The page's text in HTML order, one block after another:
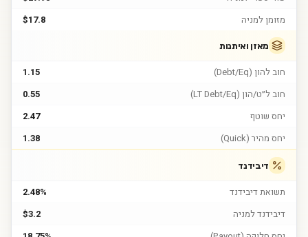
מזומן למניה
$17.8
מאזן ואיתנות
חוב להון (Debt/Eq)
1.15
חוב ל״ט/הון (LT Debt/Eq)
0.55
יחס שוטף
2.47
יחס מהיר (Quick)
1.38
דיבידנד
תשואת דיבידנד
2.48%
דיבידנד למניה
$3.2